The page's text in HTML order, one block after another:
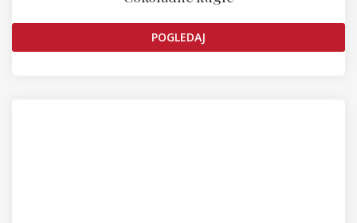
POGLEDAJ